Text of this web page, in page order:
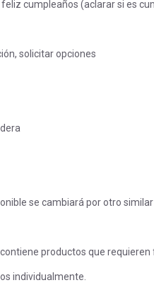
cumpleaños (aclarar si es
solicitar opciones
se cambiará por otro similar
productos que requieren
individualmente.